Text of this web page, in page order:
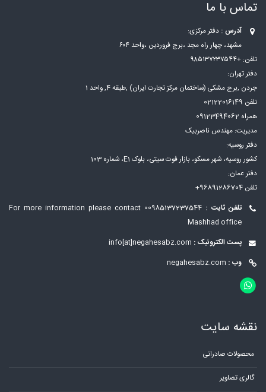
تماس با ما
آدرس : دفتر مرکزی:
مشهد، چهار راه مجد ،برج فروردین ،واحد ۶۰۴
تلفن: +۹۸۵۱۳۷۲۳۷۵۴۴
دفتر تهران:
جردن ,برج مشکی (ساختمان مرکز تجارت ایران) ,طبقه 4, واحد 1
تلفن 02122016149
همراه 09123494062
مدیریت: مهندس ناصربیک
دفتر روسیه:
کشور روسیه، شهر مسكو، بازار فوت سيتی، بلوک E1، شماره 103
دفتر عمان:
تلفن 96891286704+
تلفن ثابت : 00985137237544
For more information please contact
Mashhad office
پست الکترونیک : info[at]negahesabz.com
وب : negahesabz.com
نقشه سایت
محصولات صادراتی
گالری تصاویر